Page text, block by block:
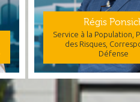
Régis
Service à la Population,
des Risques,
Défense